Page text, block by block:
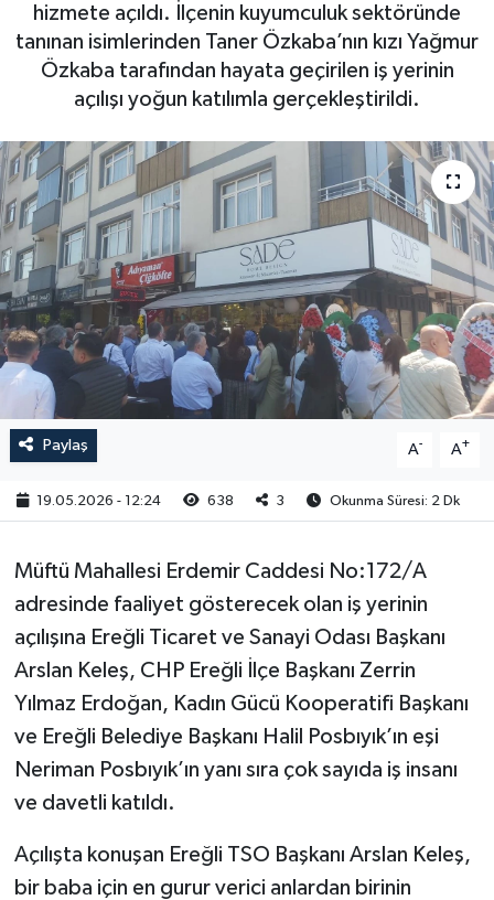
hizmete açıldı. İlçenin kuyumculuk sektöründe
tanınan isimlerinden Taner Özkaba’nın kızı Yağmur
Özkaba tarafından hayata geçirilen iş yerinin
açılışı yoğun katılımla gerçekleştirildi.
Paylaş A- A+
19.05.2026 - 12:24 638 3 Okunma Süresi: 2 Dk
Müftü Mahallesi Erdemir Caddesi No:172/A
adresinde faaliyet gösterecek olan iş yerinin
açılışına Ereğli Ticaret ve Sanayi Odası Başkanı
Arslan Keleş, CHP Ereğli İlçe Başkanı Zerrin
Yılmaz Erdoğan, Kadın Gücü Kooperatifi Başkanı
ve Ereğli Belediye Başkanı Halil Posbıyık’ın eşi
Neriman Posbıyık’ın yanı sıra çok sayıda iş insanı
ve davetli katıldı.
Açılışta konuşan Ereğli TSO Başkanı Arslan Keleş,
bir baba için en gurur verici anlardan birinin
KÜLTÜR-SANAT
YAŞAM
RESMİ İLAN
Son Dakika Haberleri
Haber Arşivi